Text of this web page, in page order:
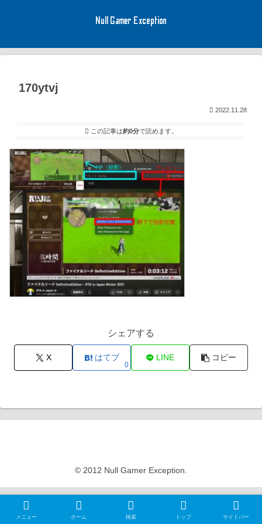
Null Gamer Exception
170ytvj
2022.11.28
この記事は約0分で読めます。
シェアする
X はてブ
0
LINE コピー
© 2012 Null Gamer Exception.
メニュー ホーム 検索 トップ サイドバー